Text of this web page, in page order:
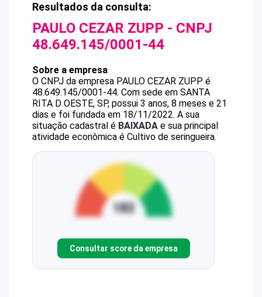
Resultados da consulta:
PAULO CEZAR ZUPP - CNPJ
48.649.145/0001-44
Sobre a empresa
O CNPJ da empresa PAULO CEZAR ZUPP é
48.649.145/0001-44. Com sede em SANTA
RITA D OESTE, SP, possui 3 anos, 8 meses e 21
dias e foi fundada em 18/11/2022. A sua
situação cadastral é BAIXADA e sua principal
atividade econômica é Cultivo de seringueira.
Consultar score da empresa